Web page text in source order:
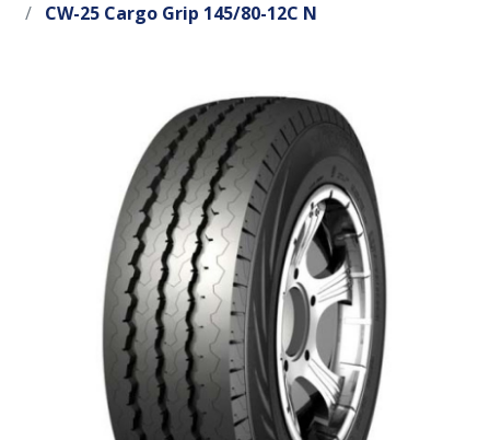
CW-25 Cargo Grip 145/80-12C N